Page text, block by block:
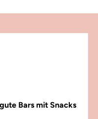
Bars mit Snacks